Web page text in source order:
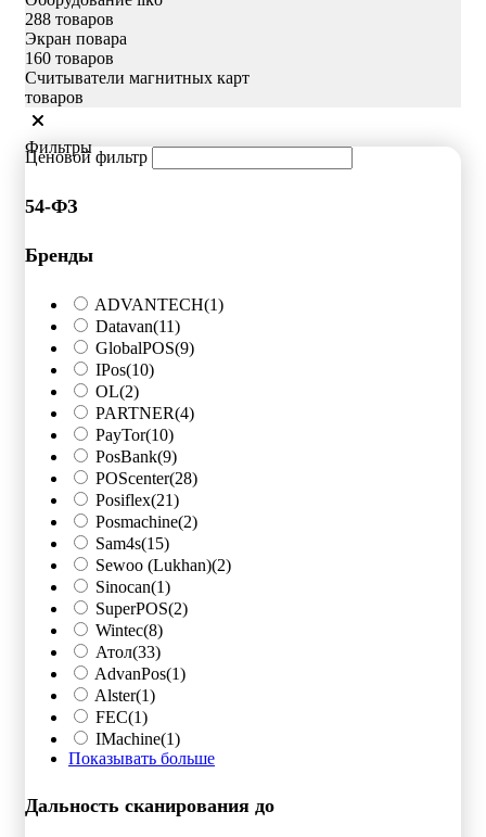
288 товаров
Экран повара
160 товаров
Считыватели магнитных карт
товаров
Фильтры
Ценовой фильтр
54-ФЗ
Бренды
ADVANTECH(1)
Datavan(11)
GlobalPOS(9)
IPos(10)
OL(2)
PARTNER(4)
PayTor(10)
PosBank(9)
POScenter(28)
Posiflex(21)
Posmachine(2)
Sam4s(15)
Sewoo (Lukhan)(2)
Sinocan(1)
SuperPOS(2)
Wintec(8)
Атол(33)
AdvanPos(1)
Alster(1)
FEC(1)
IMachine(1)
Показывать больше
Дальность сканирования до